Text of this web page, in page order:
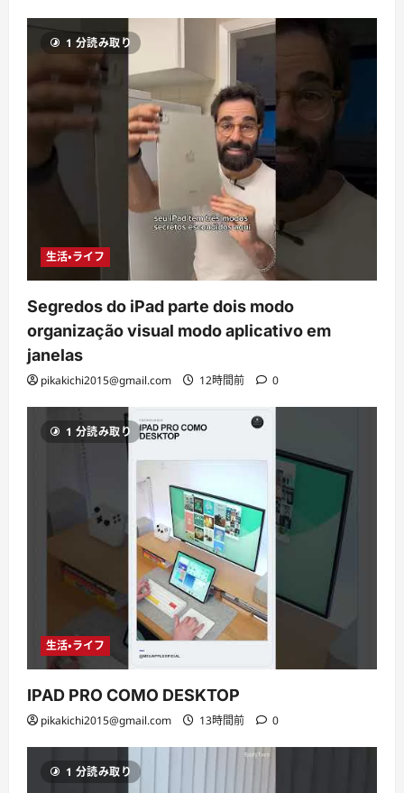
1 分読み取り
生活・ライフ
Segredos do iPad parte dois modo
organização visual modo aplicativo em
janelas
pikakichi2015@gmail.com 12時間前 0
1 分読み取り
生活・ライフ
IPAD PRO COMO DESKTOP
pikakichi2015@gmail.com 13時間前 0
1 分読み取り